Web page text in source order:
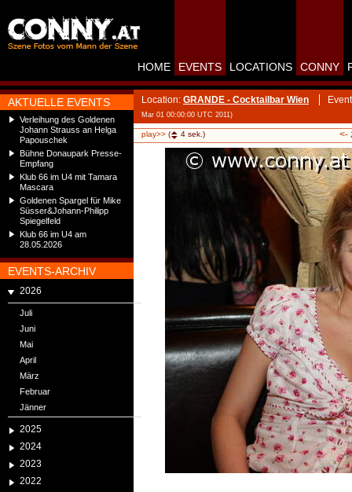
AKTUELLE EVENTS
Verleihung des Goldenen
Johann Strauss an Helga
Papouschek
Bühne Donaupark Presse-
Empfang
Klub 66 im U4 mit Tamara
Mascara
Goldenen Spargel für Mike
Süsser&Johann-Philipp
Spiegelfeld
Klub 66 im U4 am
28.05.2026
EVENTS-ARCHIV
2026
Juli
Juni
Mai
April
März
Februar
Jänner
2025
2024
2023
2022
HOME EVENTS LOCATIONS CONNY
Location: GRANDE - Cocktailbar Wien
Mar 01 00:00:00 UTC 2011)
play>> ( 4 sek.) <-